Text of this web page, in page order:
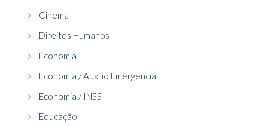
Cinema
Direitos Humanos
Economia
Economia / Auxílio Emergencial
Economia / INSS
Educação